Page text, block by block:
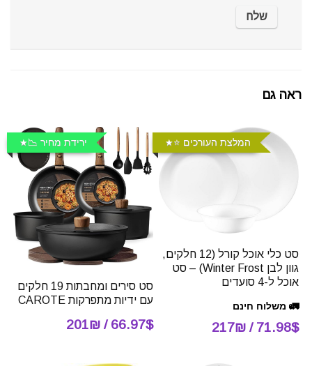
ראה גם
המלצת העורכים ⭐️
סט כלי אוכל קורל (12 חלקים,
גוון לבן Winter Frost) – סט
אוכל ל-4 סועדים
🚛 משלוח חינם
71.98$ / 217₪
ירידת מחיר 📉
סט סירים ומחבתות 19 חלקים
עם ידיות מתפרקות CAROTE
66.97$ / 201₪